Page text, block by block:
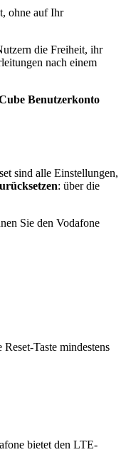
ohne auf Ihr
die Freiheit, ihr
nach einem
Benutzerkonto
sind alle Einstellungen,
: über die
Sie den Vodafone
Taste mindestens
bietet den LTE-